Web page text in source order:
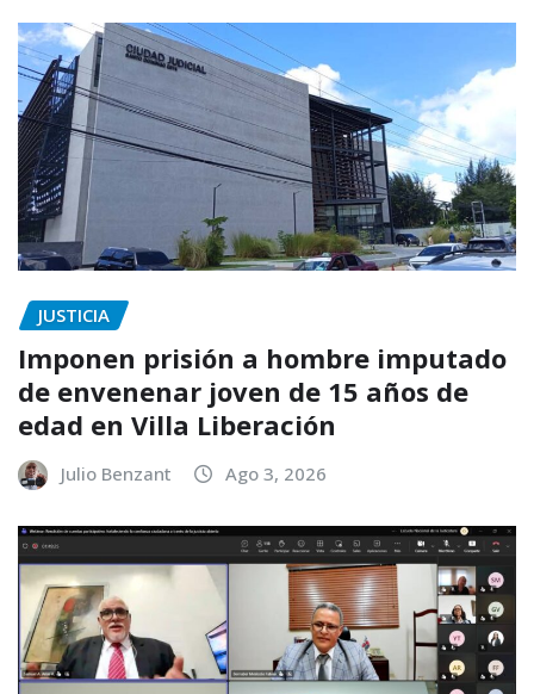
JUSTICIA
Imponen prisión a hombre imputado
de envenenar joven de 15 años de
edad en Villa Liberación
Julio Benzant Ago 3, 2026